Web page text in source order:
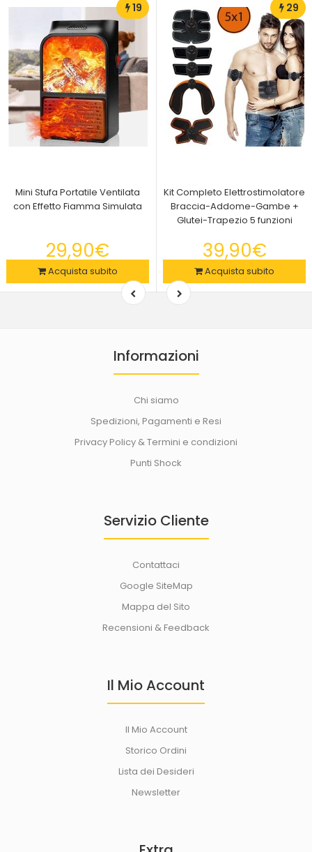
19
Mini Stufa Portatile Ventilata
con Effetto Fiamma Simulata
29,90€
Acquista subito
29
Kit Completo Elettrostimolatore
Braccia-Addome-Gambe +
Glutei-Trapezio 5 funzioni
39,90€
Acquista subito
Informazioni
Chi siamo
Spedizioni, Pagamenti e Resi
Privacy Policy & Termini e condizioni
Punti Shock
Servizio Cliente
Contattaci
Google SiteMap
Mappa del Sito
Recensioni & Feedback
Il Mio Account
Il Mio Account
Storico Ordini
Lista dei Desideri
Newsletter